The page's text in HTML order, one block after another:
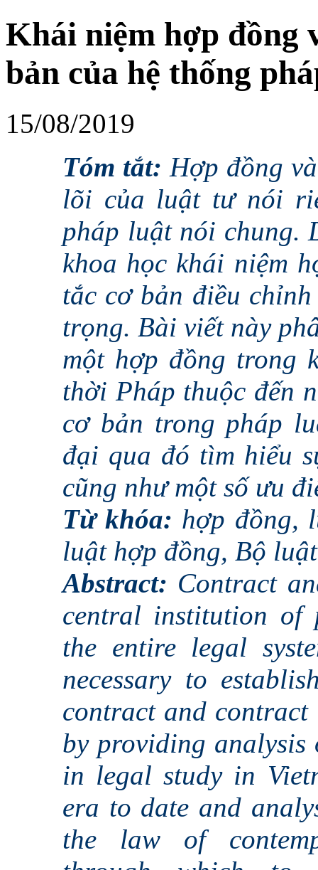
Khái niệm hợp đồng
bản của hệ thống
15/08/2019
Tóm tắt:Hợp đồng
lõi của luật tư nói
pháp luật nói chung.
khoa học khái niệm
tắc cơ bản điều
trọng. Bài viết này
một hợp đồng trong
thời Pháp thuộc đến
cơ bản trong pháp
đại qua đó tìm hiểu
cũng như một số ưu
Từ khóa: hợp đồng,
luật hợp đồng, Bộ
Abstract: Contract
central institution
the entire legal
necessary to
contract and
by providing analysis
in legal study in
era to date and
the law of